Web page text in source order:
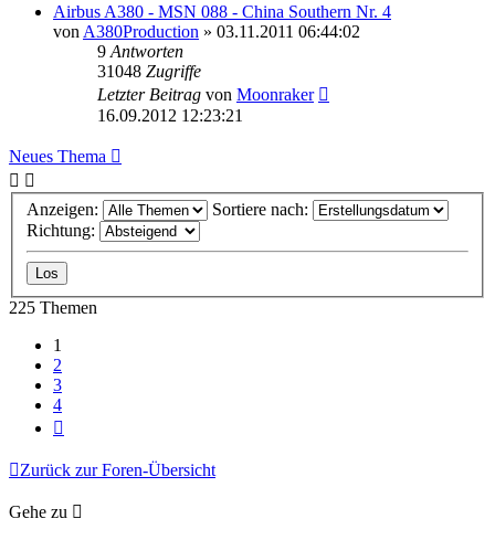
Airbus A380 - MSN 088 - China Southern Nr. 4
von A380Production » 03.11.2011 06:44:02
9 Antworten
31048 Zugriffe
Letzter Beitrag von Moonraker
16.09.2012 12:23:21
Neues Thema
Anzeigen:
Sortiere nach:
Richtung:
225 Themen
1
2
3
4
Zurück zur Foren-Übersicht
Gehe zu